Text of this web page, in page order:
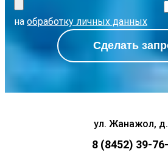
на обработку личных данных
Сделать
ул. Жанажол,
8 (8452) 39-